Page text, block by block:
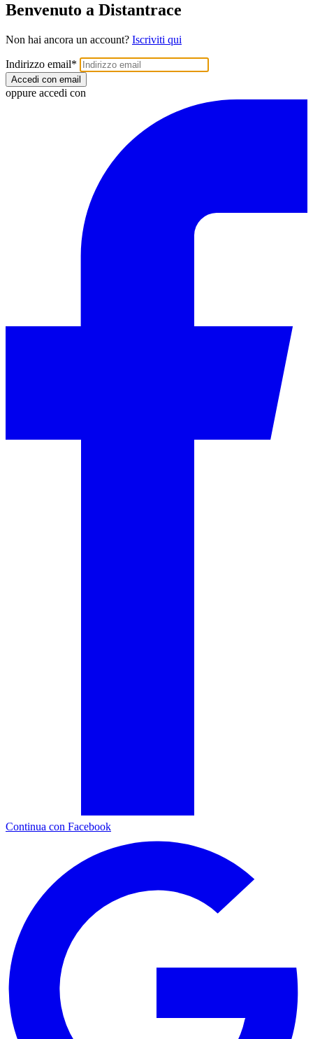
Benvenuto a Distantrace
Non hai ancora un account? Iscriviti qui
Indirizzo email*
Accedi con email
oppure accedi con
Continua con Facebook